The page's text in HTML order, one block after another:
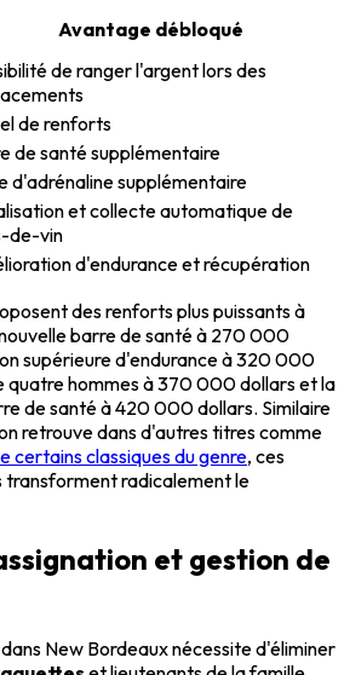
Avantage débloqué
de ranger l'argent lors des
de renforts
de santé supplémentaire
d'adrénaline supplémentaire
et collecte automatique de
de-vin
d'endurance et récupération
des renforts plus puissants à
barre de santé à 270 000
supérieure d'endurance à 320 000
quatre hommes à 370 000 dollars et la
de santé à 420 000 dollars. Similaire
retrouve dans d'autres titres comme
certains classiques du genre, ces
transforment radicalement le
et gestion de
dans New Bordeaux nécessite d'éliminer